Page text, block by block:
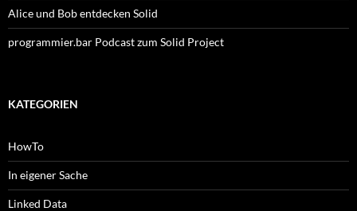
Alice und Bob entdecken Solid
programmier.bar Podcast zum Solid Project
KATEGORIEN
HowTo
In eigener Sache
Linked Data